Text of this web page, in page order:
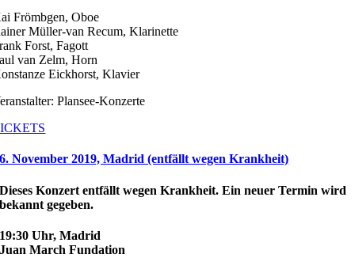
Frömbgen, Oboe
Müller-van Recum, Klarinette
Forst, Fagott
van Zelm, Horn
Eickhorst, Klavier
Plansee-Konzerte
6. November 2019, Madrid (entfällt wegen Krankheit)
Dieses Konzert entfällt wegen Krankheit. Ein neuer Termin wird
bekannt gegeben.
19:30 Uhr, Madrid
Juan March Fundation